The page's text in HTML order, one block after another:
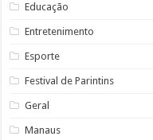
Educação
Entretenimento
Esporte
Festival de Parintins
Geral
Manaus